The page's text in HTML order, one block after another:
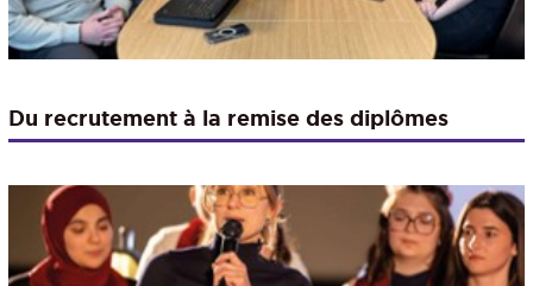
Du recrutement à la remise des diplômes